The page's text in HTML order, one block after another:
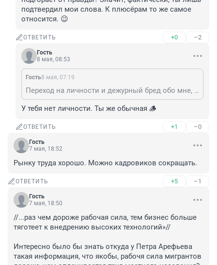
подтвердил мои слова. К плюсёрам то же самое
относится. 😉
ОТВЕТИТЬ +0 –2
Гость
8 мая, 08:53
Гость8 мая, 07:19
Переход на личности и дежурный бред обо мне, когда тебе больше нечем ответить, но хорошо подгорает от правды? Значит, фактически, ты лишь подтвердил мои слова. К плюсёрам то же самое относится. 😉
У тебя нет личности. Ты же обычная 🪵
ОТВЕТИТЬ +1 –0
Гость
7 мая, 18:52
Рынку труда хорошо. Можно кадровиков сокращать.
ОТВЕТИТЬ +5 –1
Гость
7 мая, 18:50
//...раз чем дороже рабочая сила, тем бизнес больше
тяготеет к внедрению высоких технологий»//
Интересно было бы знать откуда у Петра Арефьева
такая информация, что якобы, рабочя сила мигрантов